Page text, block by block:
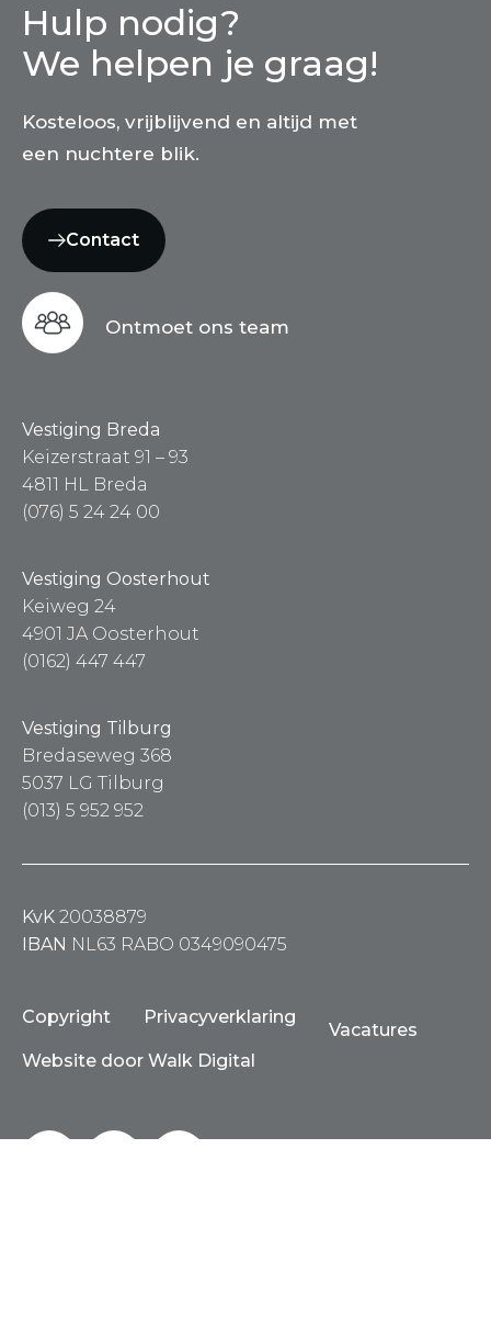
Hulp nodig?
We helpen je graag!
Kosteloos, vrijblijvend en altijd met
een nuchtere blik.
Contact
Ontmoet ons team
Vestiging Breda
Keizerstraat 91 – 93
4811 HL Breda
(076) 5 24 24 00
Vestiging Oosterhout
Keiweg 24
4901 JA Oosterhout
(0162) 447 447
Vestiging Tilburg
Bredaseweg 368
5037 LG Tilburg
(013) 5 952 952
KvK 20038879
IBAN NL63 RABO 0349090475
Copyright Privacyverklaring
Vacatures
Website door Walk Digital